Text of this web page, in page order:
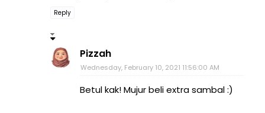
Reply
Pizzah
Wednesday, February 10, 2021 11:56:00 AM
Betul kak! Mujur beli extra sambal :)